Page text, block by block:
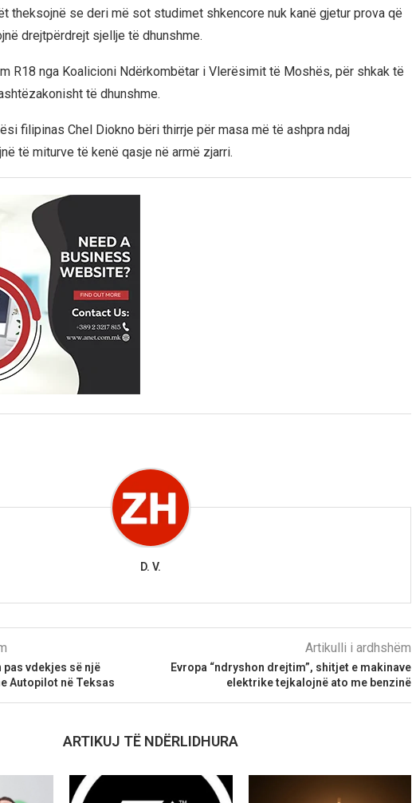
theksojnë se deri më sot studimet shkencore nuk kanë gjetur prova që
drejtpërdrejt sjellje të dhunshme.
R18 nga Koalicioni Ndërkombëtar i Vlerësimit të Moshës, për shkak të
të dhunshme.
filipinas Chel Diokno bëri thirrje për masa më të ashpra ndaj
të miturve të kenë qasje në armë zjarri.
D. V.
vdekjes së një
Autopilot në Teksas
Artikulli i ardhshëm
Evropa “ndryshon drejtim”, shitjet e makinave
elektrike tejkalojnë ato me benzinë
ARTIKUJ TË NDËRLIDHURA